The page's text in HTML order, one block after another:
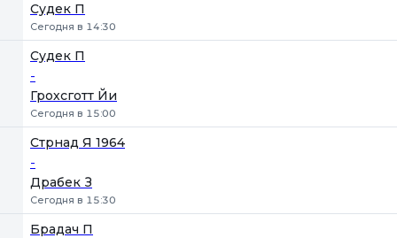
Судек П
Сегодня в 14:30
Судек П
-
Грохсготт Йи
Сегодня в 15:00
Стрнад Я 1964
-
Драбек З
Сегодня в 15:30
Брадач П